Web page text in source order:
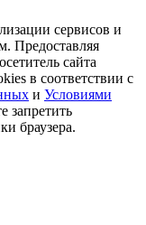
сервисов и
Предоставляя
сайта
в соответствии с
и Условиями
запретить
браузера.